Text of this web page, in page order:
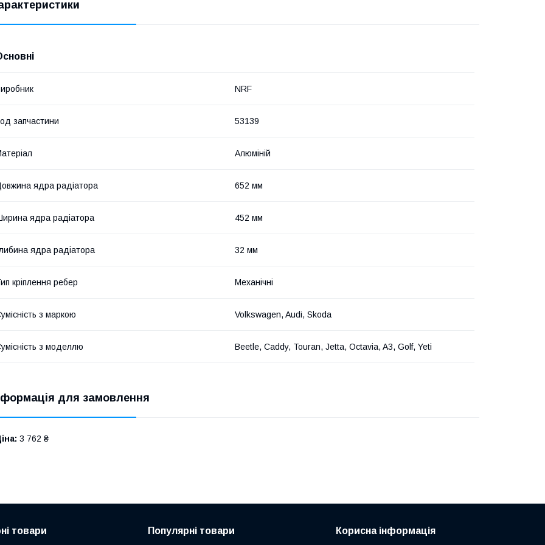
NRF
запчастини 53139
Алюміній
ядра радіатора 652 мм
ядра радіатора 452 мм
ядра радіатора 32 мм
кріплення ребер Механічні
з маркою Volkswagen, Audi, Skoda
з моделлю Beetle, Caddy, Touran, Jetta, Octavia, A3, Golf, Yeti
для замовлення
3 762 ₴
товари Популярні товари Корисна інформація